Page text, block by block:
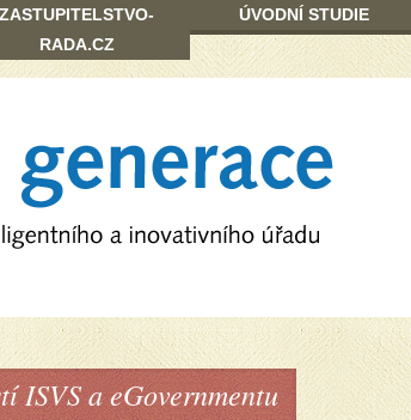
ISVS a eGovernmentu
ZASTUPITELSTVO-
RADA.CZ
ÚVODNÍ STUDIE